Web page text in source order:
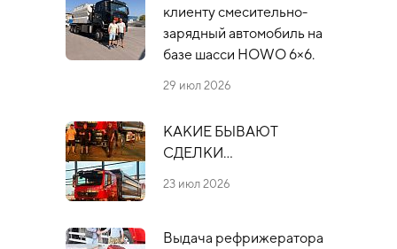
клиенту смесительно-
зарядный автомобиль на
базе шасси HOWO 6×6.
29 июл 2026
КАКИЕ БЫВАЮТ
СДЕЛКИ…
23 июл 2026
Выдача рефрижератора